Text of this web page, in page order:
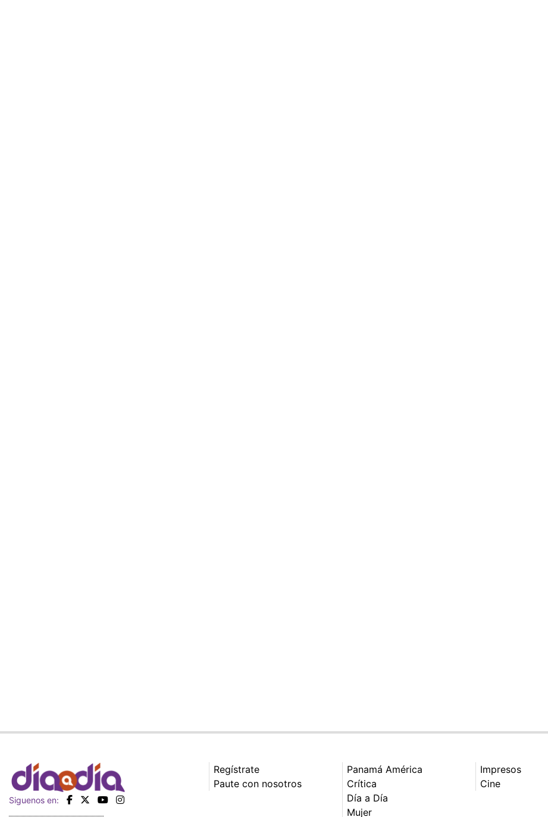
Siguenos en:
Regístrate
Paute con nosotros
Panamá América
Crítica
Día a Día
Mujer
Impresos
Cine